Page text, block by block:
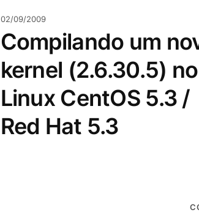
02/09/2009
Compilando um
kernel (2.6.30.5) no
Linux CentOS 5.3 /
Red Hat 5.3